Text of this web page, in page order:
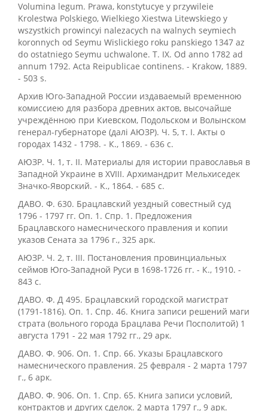
Volumina legum. Prawa, konstytucye y przywileie
Krolestwa Polskiego, Wielkiego Xiestwa Litewskiego y
wszystkich prowincyi nalezacych na walnych seymiech
koronnych od Seymu Wislickiego roku panskiego 1347 az
do ostatniego Seymu uchwalone. T. IX. Od anno 1782 ad
annum 1792. Acta Reipublicae continens. - Krakow, 1889.
- 503 s.
Архив Юго-Западной России издаваемый временною
комиссиею для разбора древних актов, высочайше
учреждённою при Киевском, Подольском и Волынском
генерал-губернаторе (далі АЮЗР). Ч. 5, т. І. Акты о
городах 1432 - 1798. - К., 1869. - 636 с.
АЮЗР. Ч. 1, т. ІІ. Материалы для истории православья в
Западной Украине в XVIII. Архимандрит Мельхиседек
Значко-Яворский. - К., 1864. - 685 с.
ДАВО. Ф. 630. Брацлавский уездный совестный суд
1796 - 1797 гг. Оп. 1. Спр. 1. Предложения
Брацлавского намеснического правления и копии
указов Сената за 1796 г., 325 арк.
АЮЗР. Ч. 2, т. ІІІ. Постановления провинциальных
сеймов Юго-Западной Руси в 1698-1726 гг. - К., 1910. -
843 с.
ДАВО. Ф. Д 495. Брацлавский городской магистрат
(1791-1816). Оп. 1. Спр. 46. Книга записи решений маги
страта (вольного города Брацлава Речи Посполитой) 1
августа 1791 - 22 мая 1792 гг., 29 арк.
ДАВО. Ф. 906. Оп. 1. Спр. 66. Указы Брацлавского
намеснического правления. 25 февраля - 2 марта 1797
г., 6 арк.
ДАВО. Ф. 906. Оп. 1. Спр. 65. Книга записи условий,
контрактов и других сделок. 2 марта 1797 г., 9 арк.